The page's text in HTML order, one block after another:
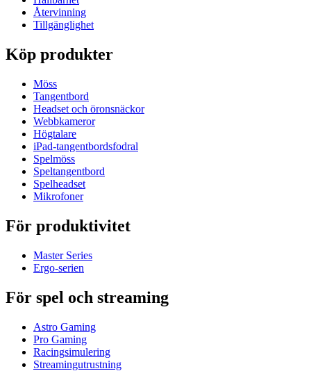
Återvinning
Tillgänglighet
Köp produkter
Möss
Tangentbord
Headset och öronsnäckor
Webbkameror
Högtalare
iPad-tangentbordsfodral
Spelmöss
Speltangentbord
Spelheadset
Mikrofoner
För produktivitet
Master Series
Ergo-serien
För spel och streaming
Astro Gaming
Pro Gaming
Racingsimulering
Streamingutrustning